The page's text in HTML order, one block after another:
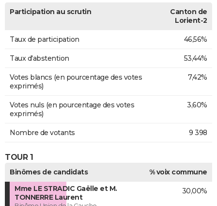
Participation au scrutin
Canton de
Lorient-2
Taux de participation 46,56%
Taux d'abstention 53,44%
Votes blancs (en pourcentage des votes
exprimés)
7,42%
Votes nuls (en pourcentage des votes
exprimés)
3,60%
Nombre de votants 9 398
TOUR 1
Binômes de candidats
% voix commune
Mme LE STRADIC Gaëlle et M.
TONNERRE Laurent
30,00%